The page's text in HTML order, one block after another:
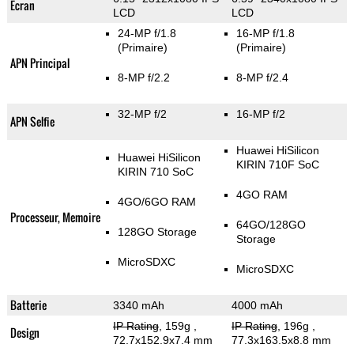
Ecran
LCD
LCD
APN Principal
24-MP f/1.8
(Primaire)
8-MP f/2.2
16-MP f/1.8
(Primaire)
8-MP f/2.4
APN Selfie 32-MP f/2 16-MP f/2
Processeur, Memoire
Huawei HiSilicon
KIRIN 710 SoC
4GO/6GO RAM
128GO Storage
MicroSDXC
Huawei HiSilicon
KIRIN 710F SoC
4GO RAM
64GO/128GO
Storage
MicroSDXC
Batterie 3340 mAh 4000 mAh
Design IP Rating, 159g
72.7x152.9x7.4 mm
IP Rating, 196g
77.3x163.5x8.8 mm